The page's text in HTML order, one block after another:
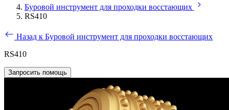
Буровой инструмент для проходки восстающих
RS410
Назад к Буровой инструмент для проходки восстающих
RS410
Запросить помощь